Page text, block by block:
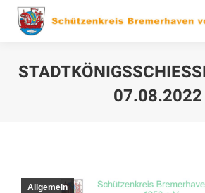
7.08.2022
Allgemein